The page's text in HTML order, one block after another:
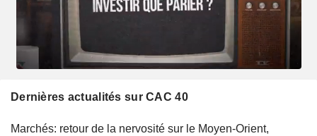
Dernières actualités sur CAC 40
Marchés: retour de la nervosité sur le Moyen-Orient,